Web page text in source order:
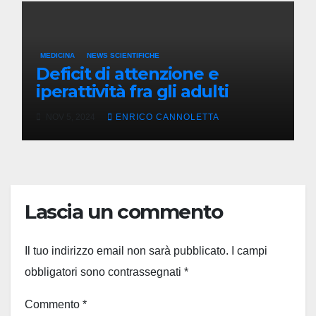
MEDICINA NEWS SCIENTIFICHE
Deficit di attenzione e
iperattività fra gli adulti
ENRICO CANNOLETTA
Lascia un commento
Il tuo indirizzo email non sarà pubblicato.
I campi
obbligatori sono contrassegnati *
Commento *